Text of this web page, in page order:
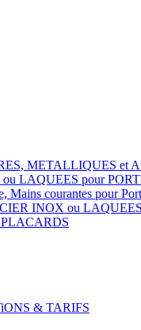
METALLIQUES et
LAQUEES pour
courantes pour
INOX ou
& TARIFS